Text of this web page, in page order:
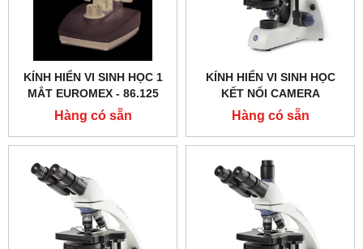
KÍNH HIỂN VI SINH HỌC 1
MẮT EUROMEX - 86.125
Hàng có sẵn
KÍNH HIỂN VI SINH HỌC
KẾT NỐI CAMERA
EUROMEX - BB.1153 ‑
PLPHI
Hàng có sẵn